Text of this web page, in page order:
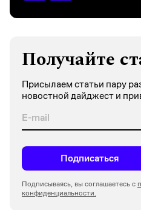
Получайте
Присылаем статьи пару
новостной дайджест и
Подписаться
Подписываясь, вы соглашаетесь с
конфиденциальности.